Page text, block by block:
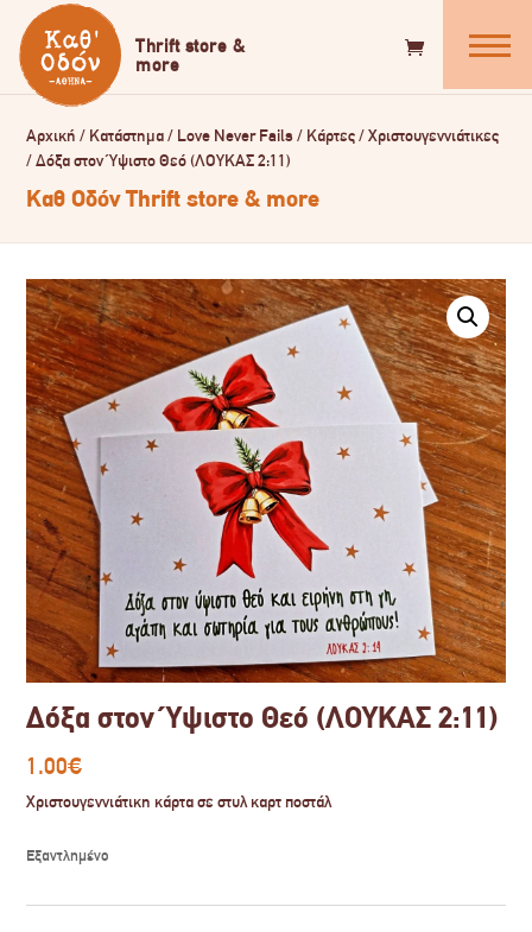
Αρχική / Κατάστημα/ Love Never Fails/ Κάρτες/Χριστουγεννιάτικες
/Δόξα στον Ύψιστο Θεό (ΛΟΥΚΑΣ 2:11)
Καθ Οδόν Thrift store & more
Δόξα στον Ύψιστο Θεό (ΛΟΥΚΑΣ 2:11)
1.00€
Χριστουγεννιάτικη κάρτα σε στυλ καρτ ποστάλ
Εξαντλημένο